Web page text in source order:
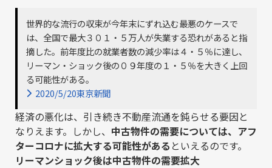
世界的な流行の収束が今年末にずれ込む最悪のケースで
は、全国で最大３０１・５万人が失業する恐れがあると指
摘した。前年度比の就業者数の減少率は４・５％に達し、
リーマン・ショック後の０９年度の１・５％を大きく上回
る可能性がある。
2020/5/20東京新聞
経済の悪化は、引き続き不動産流通を鈍らせる要因と
なりえます。しかし、 中古物件の需要については、アフ
ターコロナに拡大する可能性がある といえるのです。
リーマンショック後は中古物件の需要拡大